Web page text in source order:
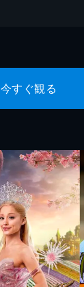
今すぐ観る